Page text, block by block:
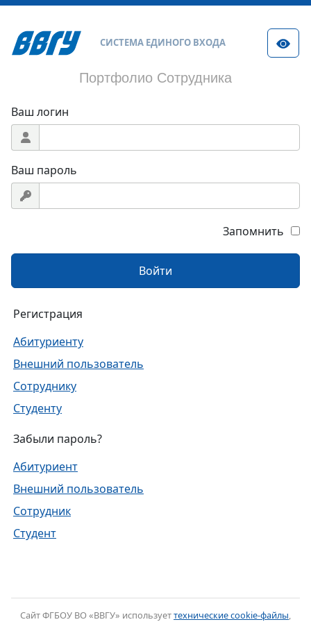
СИСТЕМА ЕДИНОГО ВХОДА
Портфолио Сотрудника
Ваш логин
Ваш пароль
Запомнить
Войти
Регистрация
Абитуриенту
Внешний пользователь
Сотруднику
Студенту
Забыли пароль?
Абитуриент
Внешний пользователь
Сотрудник
Студент
Cайт ФГБОУ ВО «ВВГУ» используеттехнические cookie-файлы,